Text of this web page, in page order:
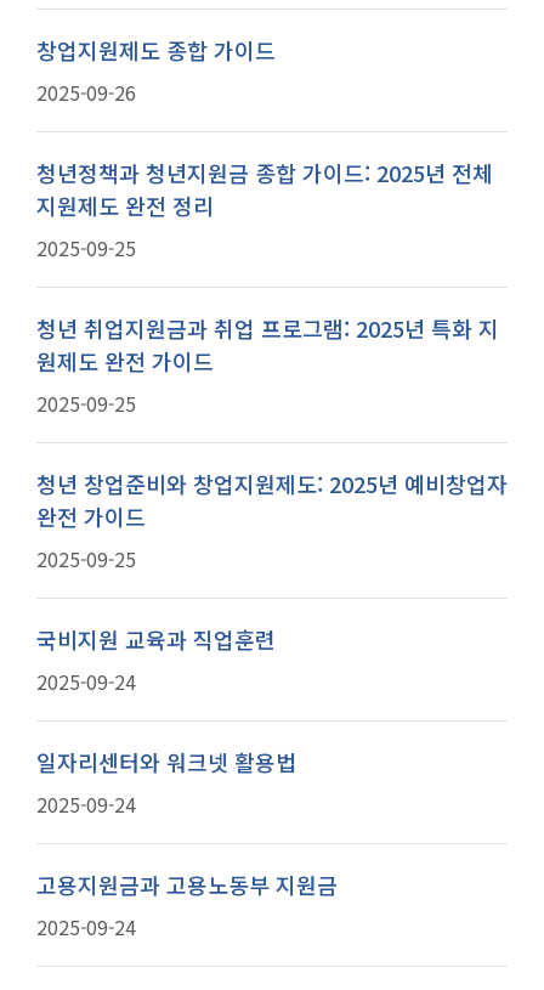
창업지원제도 종합 가이드
2025-09-26
청년정책과 청년지원금 종합 가이드: 2025년 전체
지원제도 완전 정리
2025-09-25
청년 취업지원금과 취업 프로그램: 2025년 특화 지
원제도 완전 가이드
2025-09-25
청년 창업준비와 창업지원제도: 2025년 예비창업자
완전 가이드
2025-09-25
국비지원 교육과 직업훈련
2025-09-24
일자리센터와 워크넷 활용법
2025-09-24
고용지원금과 고용노동부 지원금
2025-09-24